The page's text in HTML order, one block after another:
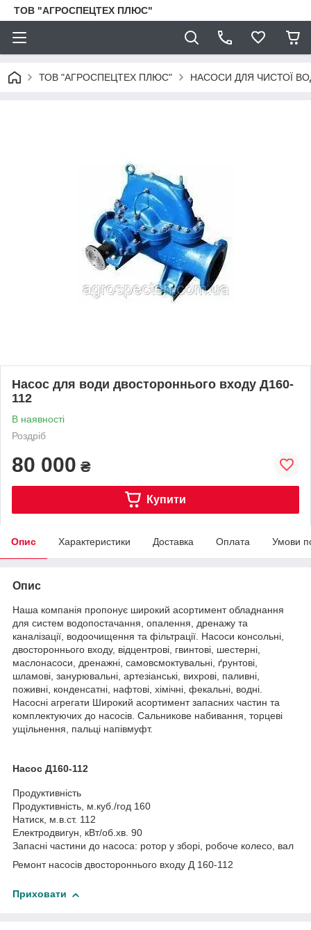
ТОВ "АГРОСПЕЦТЕХ ПЛЮС"
ТОВ "АГРОСПЕЦТЕХ ПЛЮС" НАСОСИ ДЛЯ ЧИСТОЇ
Насос для води двостороннього входу Д160-
112
В наявності
Роздріб
80 000 ₴
Купити
Опис Характеристики Доставка Оплата Умови
Опис
Наша компанія пропонує широкий асортимент обладнання
для систем водопостачання, опалення, дренажу та
каналізації, водоочищення та фільтрації. Насоси консольні,
двостороннього входу, відцентрові, гвинтові, шестерні,
маслонасоси, дренажні, самовсмоктувальні, ґрунтові,
шламові, занурювальні, артезіанські, вихрові, паливні,
поживні, конденсатні, нафтові, хімічні, фекальні, водні.
Насосні агрегати Широкий асортимент запасних частин та
комплектуючих до насосів. Сальникове набивання, торцеві
ущільнення, пальці напівмуфт.
Насос Д160-112
Продуктивність
Продуктивність, м.куб./год 160
Натиск, м.в.ст. 112
Електродвигун, кВт/об.хв. 90
Запасні частини до насоса: ротор у зборі, робоче колесо, вал
Ремонт насосів двостороннього входу Д 160-112
Приховати